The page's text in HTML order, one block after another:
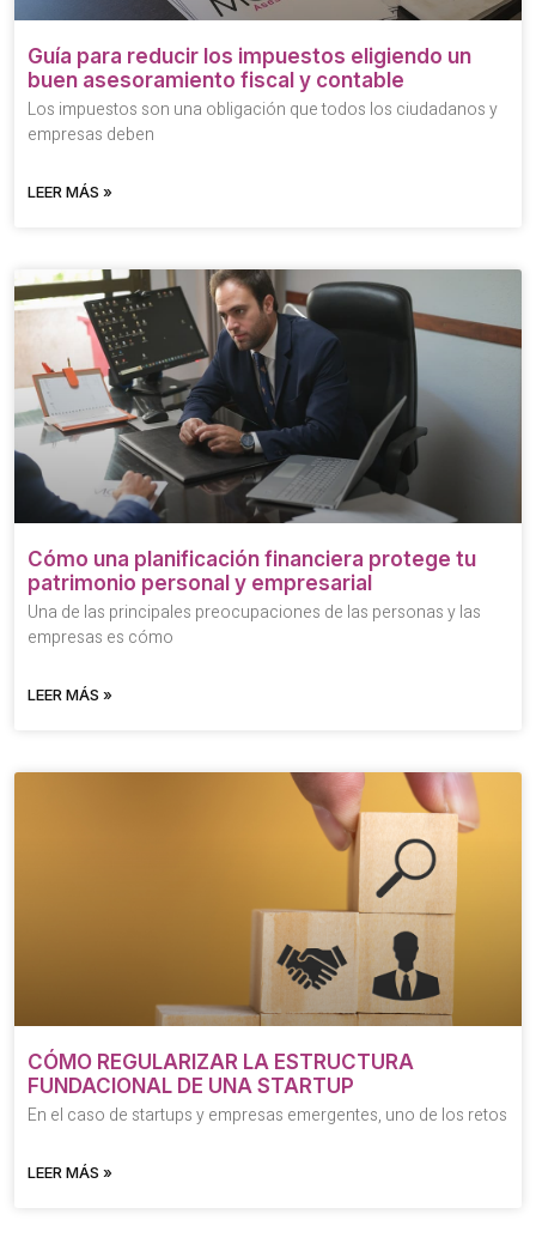
Guía para reducir los impuestos eligiendo un
buen asesoramiento fiscal y contable
Los impuestos son una obligación que todos los ciudadanos y
empresas deben
LEER MÁS »
Cómo una planificación financiera protege tu
patrimonio personal y empresarial
Una de las principales preocupaciones de las personas y las
empresas es cómo
LEER MÁS »
CÓMO REGULARIZAR LA ESTRUCTURA
FUNDACIONAL DE UNA STARTUP
En el caso de startups y empresas emergentes, uno de los retos
LEER MÁS »